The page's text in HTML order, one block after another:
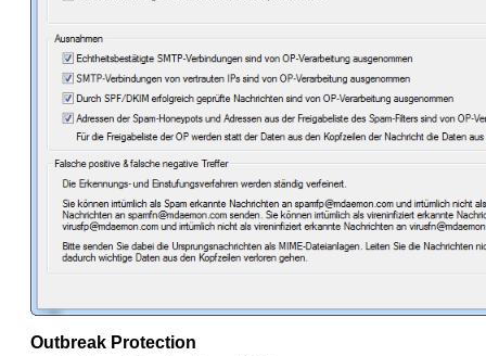
Outbreak Protection